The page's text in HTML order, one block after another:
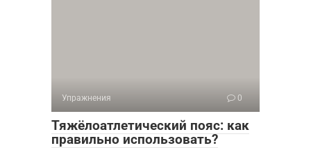
Упражнения 0
Тяжёлоатлетический пояс: как
правильно использовать?